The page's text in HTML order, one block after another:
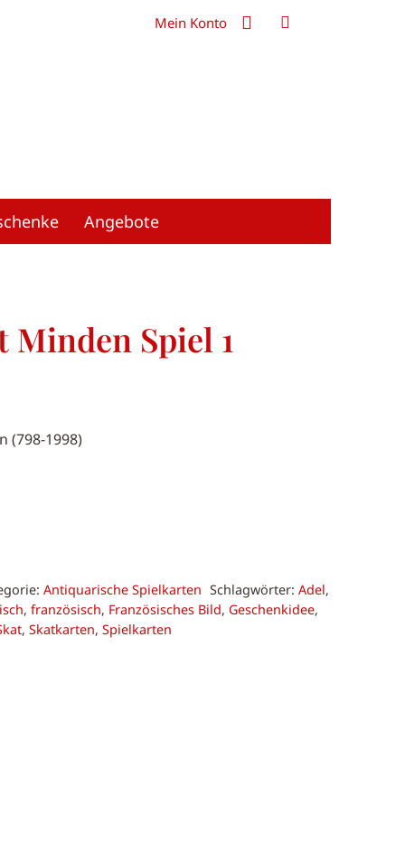
Mein Konto
Angebote
Spiel 1
(798-1998)
Antiquarische Spielkarten Schlagwörter: Adel,
,französisch, Französisches Bild, Geschenkidee,
,Skatkarten,Spielkarten